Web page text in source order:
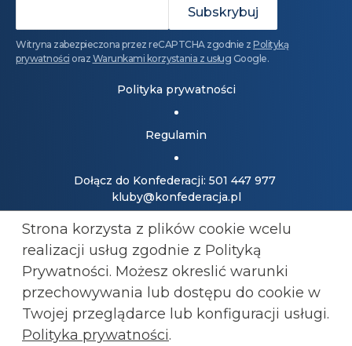
Witryna zabezpieczona przez reCAPTCHA zgodnie z Polityką
prywatności oraz Warunkami korzystania z usług Google.
Polityka prywatności
Regulamin
Dołącz do Konfederacji: 501 447 977
kluby@konfederacja.pl
Kontakt dla mediów: 690 868 101
biuro.prasowe@konfederacja.pl
Zobacz uproszczoną wersję strony
Strona korzysta z plików cookie wcelu
realizacji usług zgodnie z Polityką
Prywatności. Możesz okreslić warunki
przechowywania lub dostępu do cookie w
Twojej przeglądarce lub konfiguracji usługi.
Polityka prywatności.